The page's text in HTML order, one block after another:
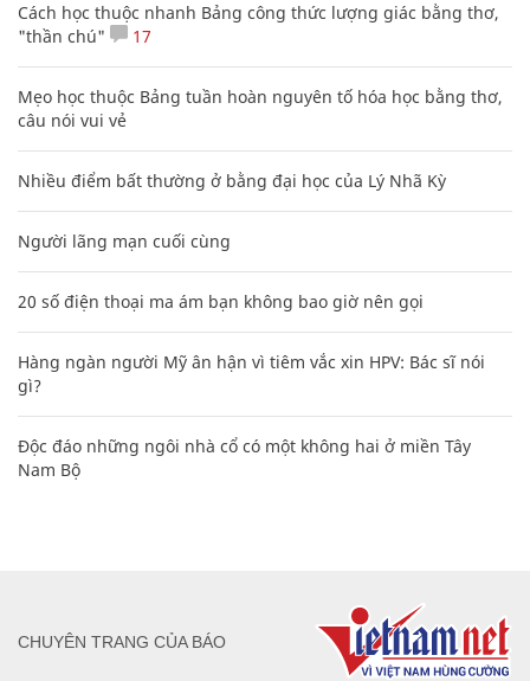
Cách học thuộc nhanh Bảng công thức lượng giác bằng thơ,
"thần chú"
17
Mẹo học thuộc Bảng tuần hoàn nguyên tố hóa học bằng thơ,
câu nói vui vẻ
Nhiều điểm bất thường ở bằng đại học của Lý Nhã Kỳ
Người lãng mạn cuối cùng
20 số điện thoại ma ám bạn không bao giờ nên gọi
Hàng ngàn người Mỹ ân hận vì tiêm vắc xin HPV: Bác sĩ nói
gì?
Độc đáo những ngôi nhà cổ có một không hai ở miền Tây
Nam Bộ
CHUYÊN TRANG CỦA BÁO